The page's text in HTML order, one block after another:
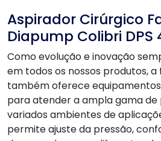
Aspirador Cirúrgico
Diapump Colibri DPS
Como evolução e inovação
em todos os nossos produtos, a
também oferece
para atender a ampla gama
variados ambientes de
permite ajuste da pressão,